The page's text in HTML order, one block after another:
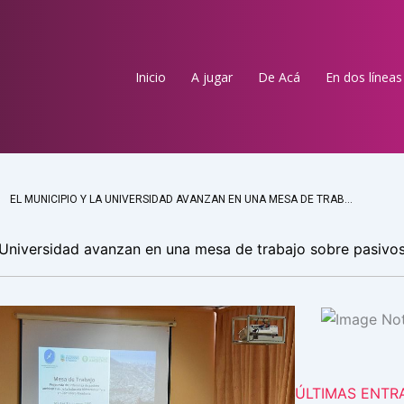
Inicio A jugar De Acá En dos líneas
avanzan en una mesa de trabajo sobre
ÚLTIMAS